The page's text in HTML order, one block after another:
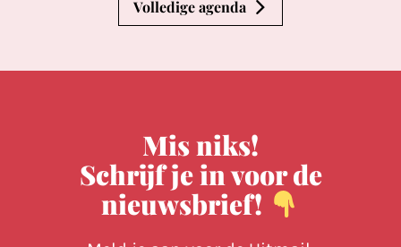
Volledige agenda
Mis niks!
Schrijf je in voor de
nieuwsbrief!